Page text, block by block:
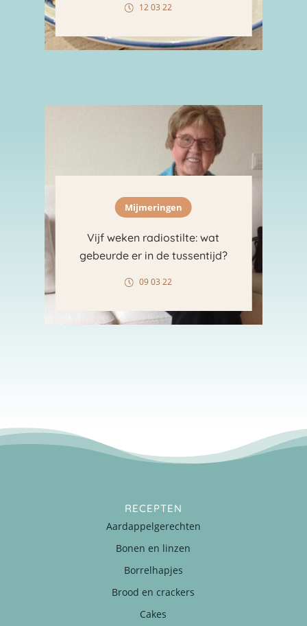
12 03 22
Mijmeringen
Vijf weken radiostilte: wat
gebeurde er in de tussentijd?
09 03 22
RECEPTEN
Aardappelgerechten
Bonen en linzen
Borrelhapjes
Brood en crackers
Cakes